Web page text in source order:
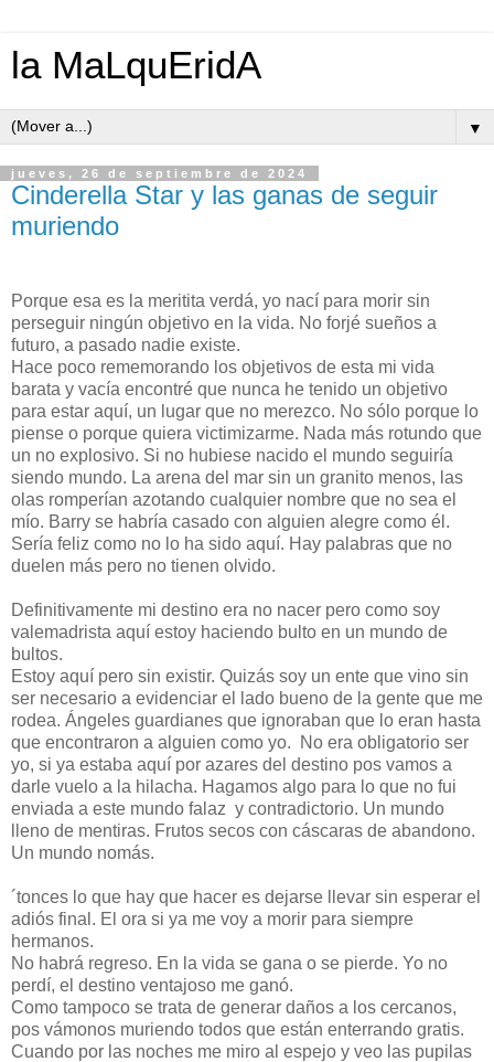
la MaLquEridA
▼
jueves, 26 de septiembre de 2024
Cinderella Star y las ganas de seguir
muriendo
Porque esa es la meritita verdá, yo nací para morir sin
perseguir ningún objetivo en la vida. No forjé sueños a
futuro, a pasado nadie existe.
Hace poco rememorando los objetivos de esta mi vida
barata y vacía encontré que nunca he tenido un objetivo
para estar aquí, un lugar que no merezco. No sólo porque lo
piense o porque quiera victimizarme. Nada más rotundo que
un no explosivo. Si no hubiese nacido el mundo seguiría
siendo mundo. La arena del mar sin un granito menos, las
olas romperían azotando cualquier nombre que no sea el
mío. Barry se habría casado con alguien alegre como él.
Sería feliz como no lo ha sido aquí. Hay palabras que no
duelen más pero no tienen olvido.
Definitivamente mi destino era no nacer pero como soy
valemadrista aquí estoy haciendo bulto en un mundo de
bultos.
Estoy aquí pero sin existir. Quizás soy un ente que vino sin
ser necesario a evidenciar el lado bueno de la gente que me
rodea. Ángeles guardianes que ignoraban que lo eran hasta
que encontraron a alguien como yo. No era obligatorio ser
yo, si ya estaba aquí por azares del destino pos vamos a
darle vuelo a la hilacha. Hagamos algo para lo que no fui
enviada a este mundo falaz y contradictorio. Un mundo
lleno de mentiras. Frutos secos con cáscaras de abandono.
Un mundo nomás.
´tonces lo que hay que hacer es dejarse llevar sin esperar el
adiós final. El ora si ya me voy a morir para siempre
hermanos.
No habrá regreso. En la vida se gana o se pierde. Yo no
perdí, el destino ventajoso me ganó.
Como tampoco se trata de generar daños a los cercanos,
pos vámonos muriendo todos que están enterrando gratis.
Cuando por las noches me miro al espejo y veo las pupilas